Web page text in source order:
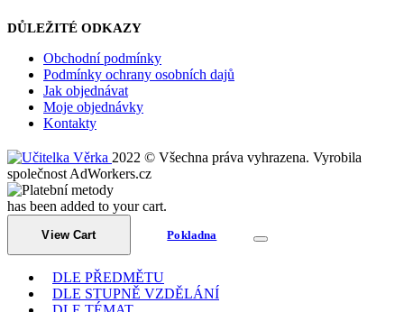
DŮLEŽITÉ ODKAZY
Obchodní podmínky
Podmínky ochrany osobních dajů
Jak objednávat
Moje objednávky
Kontakty
2022 © Všechna práva vyhrazena. Vyrobila
společnost AdWorkers.cz
has been added to your cart.
View Cart Pokladna
DLE PŘEDMĚTU
DLE STUPNĚ VZDĚLÁNÍ